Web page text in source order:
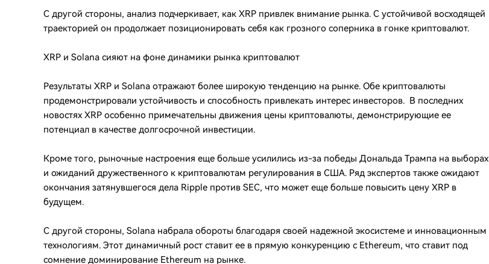
С другой стороны, анализ подчеркивает, как XRP привлек внимание рынка. С устойчивой восходящей
траекторией он продолжает позиционировать себя как грозного соперника в гонке криптовалют.
XRP и Solana сияют на фоне динамики рынка криптовалют
Результаты XRP и Solana отражают более широкую тенденцию на рынке. Обе криптовалюты
продемонстрировали устойчивость и способность привлекать интерес инвесторов. В последних
новостях XRP особенно примечательны движения цены криптовалюты, демонстрирующие ее
потенциал в качестве долгосрочной инвестиции.
Кроме того, рыночные настроения еще больше усилились из-за победы Дональда Трампа на выборах
и ожиданий дружественного к криптовалютам регулирования в США. Ряд экспертов также ожидают
окончания затянувшегося дела Ripple против SEC, что может еще больше повысить цену XRP в
будущем.
С другой стороны, Solana набрала обороты благодаря своей надежной экосистеме и инновационным
технологиям. Этот динамичный рост ставит ее в прямую конкуренцию с Ethereum, что ставит под
сомнение доминирование Ethereum на рынке.